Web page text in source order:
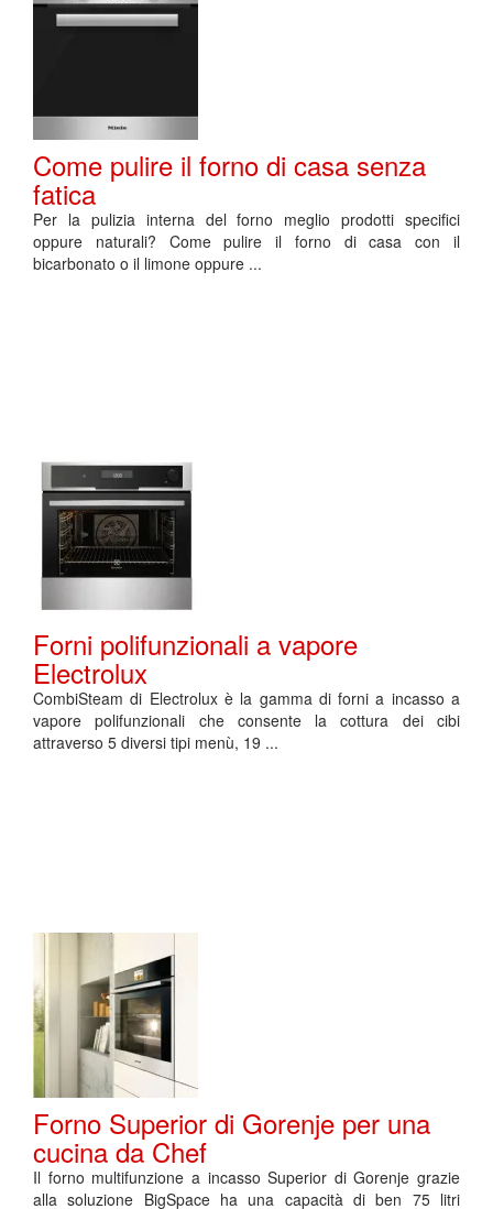
Come pulire il forno di casa senza
fatica
Per la pulizia interna del forno meglio prodotti specifici
oppure naturali? Come pulire il forno di casa con il
bicarbonato o il limone oppure ...
Forni polifunzionali a vapore
Electrolux
CombiSteam di Electrolux è la gamma di forni a incasso a
vapore polifunzionali che consente la cottura dei cibi
attraverso 5 diversi tipi menù, 19 ...
Forno Superior di Gorenje per una
cucina da Chef
Il forno multifunzione a incasso Superior di Gorenje grazie
alla soluzione BigSpace ha una capacità di ben 75 litri